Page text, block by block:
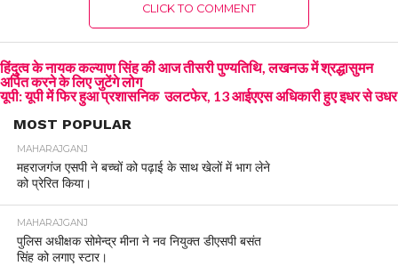
CLICK TO COMMENT
हिंदुत्व के नायक कल्याण सिंह की आज तीसरी पुण्यतिथि, लखनऊ में श्रद्धासुमन
अर्पित करने के लिए जुटेंगे लोग
यूपी: यूपी में फिर हुआ प्रशासनिक उलटफेर, 13 आईएएस अधिकारी हुए इधर से उधर
MOST POPULAR
MAHARAJGANJ
महराजगंज एसपी ने बच्चों को पढ़ाई के साथ खेलों में भाग लेने
को प्रेरित किया।
MAHARAJGANJ
पुलिस अधीक्षक सोमेन्द्र मीना ने नव नियुक्त डीएसपी बसंत
सिंह को लगाए स्टार।